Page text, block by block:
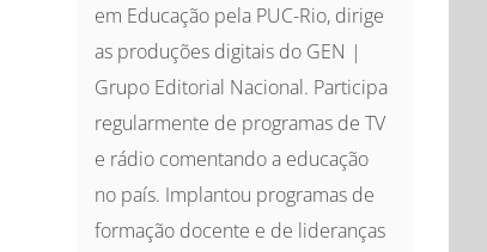
em Educação pela PUC-Rio, dirige
as produções digitais do GEN |
Grupo Editorial Nacional. Participa
regularmente de programas de TV
e rádio comentando a educação
no país. Implantou programas de
formação docente e de lideranças